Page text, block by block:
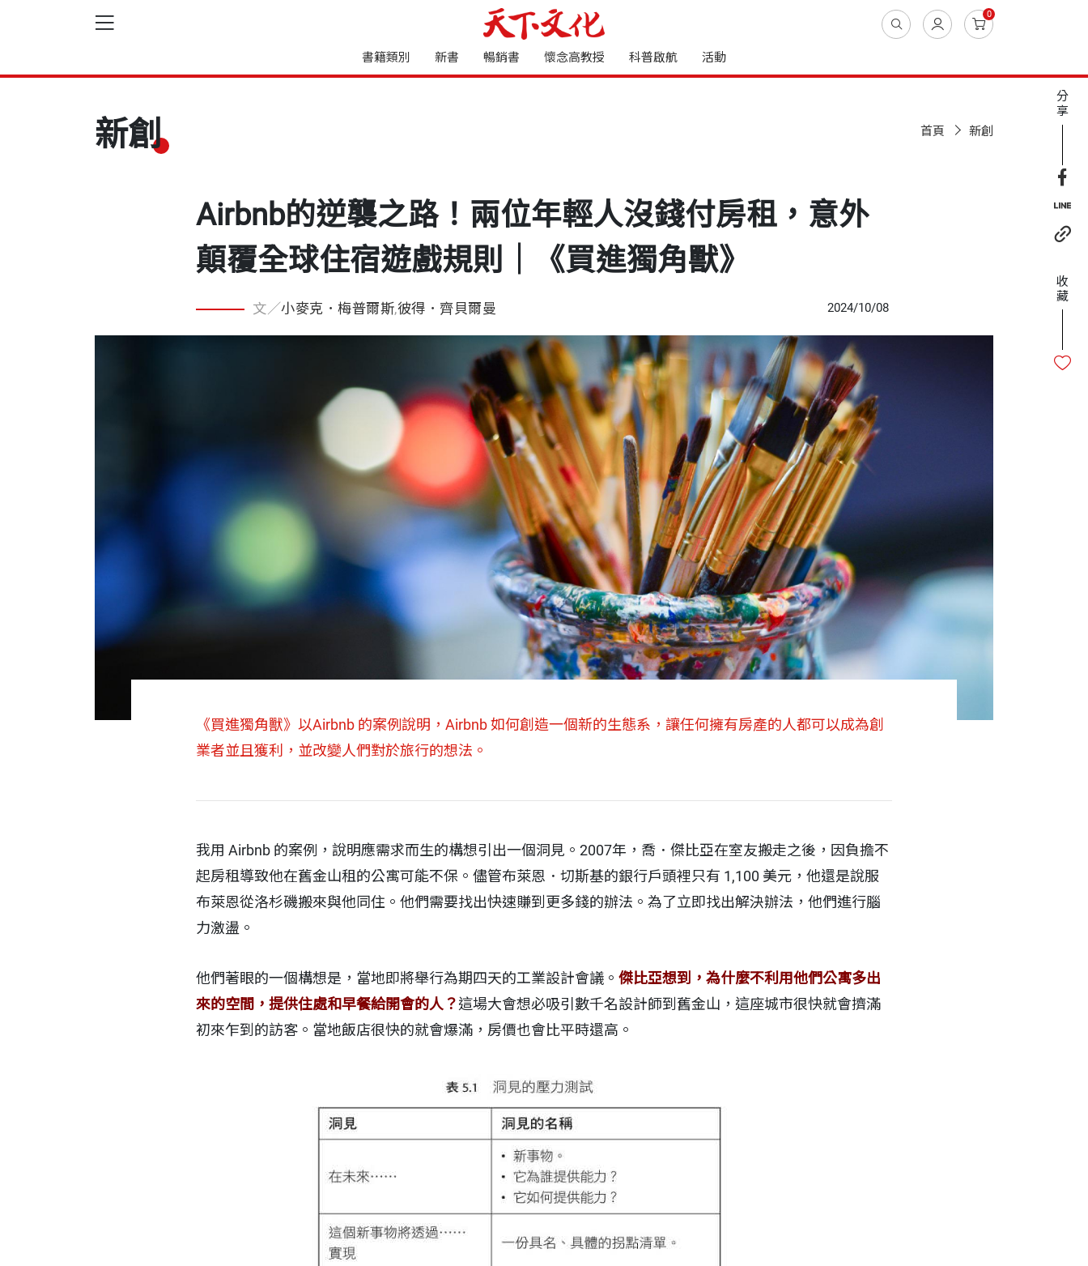
0
書籍類別 新書 暢銷書 懷念高教授 科普啟航 活動
新創 首頁 新創
Airbnb的逆襲之路！兩位年輕人沒錢付房租，意外
顛覆全球住宿遊戲規則｜《買進獨角獸》
文／小麥克．梅普爾斯,彼得．齊貝爾曼 2024/10/08
《買進獨角獸》以Airbnb 的案例說明，Airbnb 如何創造一個新的生態系，讓任何擁有房產的人都可以成為創
業者並且獲利，並改變人們對於旅行的想法。
我用 Airbnb 的案例，說明應需求而生的構想引出一個洞見。2007年，喬．傑比亞在室友搬走之後，因負擔不
起房租導致他在舊金山租的公寓可能不保。儘管布萊恩．切斯基的銀行戶頭裡只有 1,100 美元，他還是說服
布萊恩從洛杉磯搬來與他同住。他們需要找出快速賺到更多錢的辦法。為了立即找出解決辦法，他們進行腦
力激盪。
他們著眼的一個構想是，當地即將舉行為期四天的工業設計會議。 傑比亞想到，為什麼不利用他們公寓多出
來的空間，提供住處和早餐給開會的人？這場大會想必吸引數千名設計師到舊金山，這座城市很快就會擠滿
初來乍到的訪客。當地飯店很快的就會爆滿，房價也會比平時還高。
分
享
收
藏